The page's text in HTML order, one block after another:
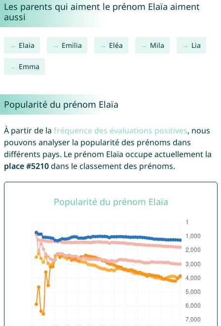
Les parents qui aiment le prénom Elaïa aiment
aussi
Elaia Emilia Eléa Mila Lia
Emma
Popularité du prénom Elaïa
À partir de la fréquence des évaluations positives, nous
pouvons analyser la popularité des prénoms dans
différents pays. Le prénom Elaïa occupe actuellement la
place #5210dans le classement des prénoms.